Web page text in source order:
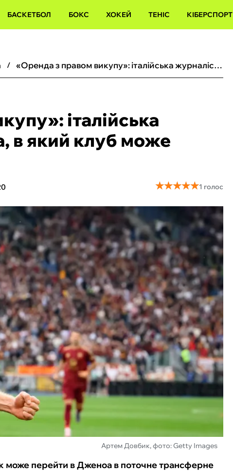
БАСКЕТБОЛ БОКС ХОКЕЙ ТЕНІС КІБЕРСПОРТ
«Оренда з правом викупу»: італійська журналістка сказала, в який клуб може перейти Довбик
італійська
в який клуб може
★★★★★
★★★★★1 голос
Артем Довбик, фото: Getty Images
може перейти в Дженоа в поточне трансферне